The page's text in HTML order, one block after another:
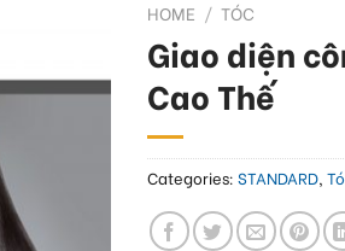
HOME / TÓC
Giao diện
Cao Thế
Categories: STANDARD,